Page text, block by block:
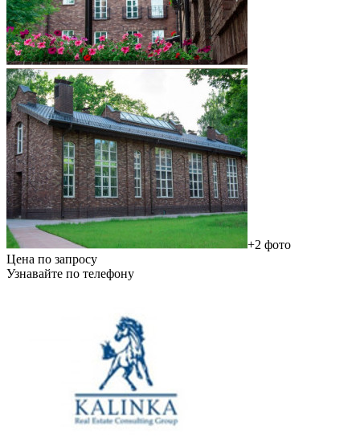
+2 фото
Цена по запросу
Узнавайте по телефону